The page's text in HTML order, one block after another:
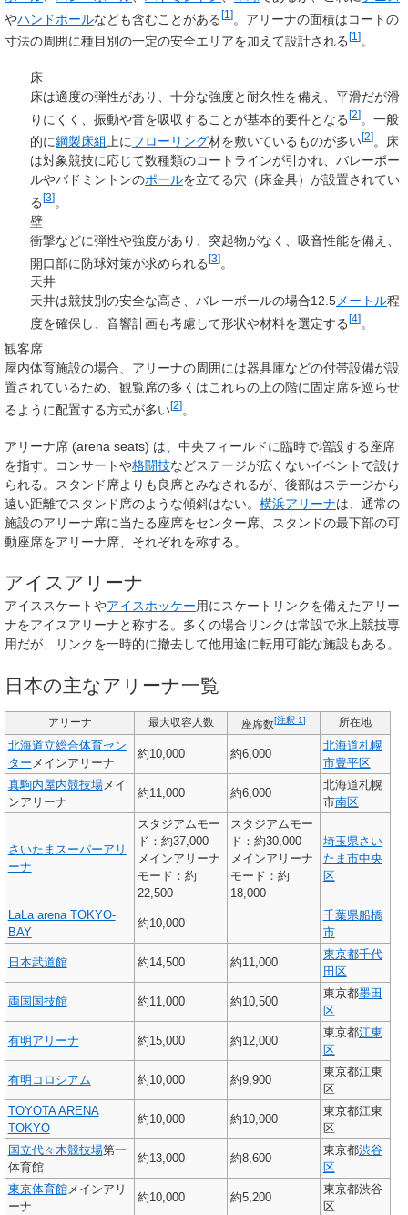
やハンドボールなども含むことがある[1 ]。アリーナの面積はコートの
寸法の周囲に種目別の一定の安全エリアを加えて設計される [1 ] 。
床
床は適度の弾性があり、十分な強度と耐久性を備え、平滑だが滑
りにくく、振動や音を吸収することが基本的要件となる[2]。一般
的に鋼製床組 上にフローリング材を敷いているものが多い[2] 。床
は対象競技に応じて数種類のコートラインが引かれ、バレーボー
ルやバドミントンのポールを立てる穴（床金具）が設置されてい
る[3]。
壁
衝撃などに弾性や強度があり、突起物がなく、吸音性能を備え、
開口部に防球対策が求められる[3]
天井
天井は競技別の安全な高さ、バレーボールの場合12.5 メートル程
度を確保し、音響計画も考慮して形状や材料を選定する [4] 。
観客席
屋内体育施設の場合、アリーナの周囲には器具庫などの付帯設備が設
置されているため、観覧席の多くはこれらの上の階に固定席を巡らせ
るように配置する方式が多い[2] 。
アリーナ席 (arena seats) は、中央フィールドに臨時で増設する座席
を指す。コンサートや格闘技などステージが広くないイベントで設け
られる。スタンド席よりも良席とみなされるが、後部はステージから
遠い距離でスタンド席のような傾斜はない。 横浜アリーナは、通常の
施設のアリーナ席に当たる座席をセンター席、スタンドの最下部の可
動座席をアリーナ席、それぞれを称する。
アイスアリーナ
アイススケートやアイスホッケー用にスケートリンクを備えたアリー
ナをアイスアリーナと称する。多くの場合リンクは常設で氷上競技専
用だが、リンクを一時的に撤去して他用途に転用可能な施設もある。
日本の主なアリーナ一覧
アリーナ 最大収容人数 座席数[注釈 1] 所在地
北海道立総合体育セン
ター メインアリーナ
約10,000 約6,000
北海道札幌
市豊平区
真駒内屋内競技場メイ
ンアリーナ
約11,000 約6,000
北海道札幌
市南区
さいたまスーパーアリ
ーナ
スタジアムモー
ド：約37,000
メインアリーナ
モード：約
22,500
スタジアムモー
ド：約30,000
メインアリーナ
モード：約
18,000
埼玉県さい
たま市中央
区
LaLa arena TOKYO-
BAY
約10,000
千葉県船橋
市
日本武道館 約14,500 約11,000
東京都千代
田区
両国国技館 約11,000 約10,500
東京都墨田
区
有明アリーナ 約15,000 約12,000
東京都江東
区
有明コロシアム 約10,000 約9,900
東京都江東
区
TOYOTA ARENA
TOKYO
約10,000 約10,000
東京都江東
区
国立代々木競技場第一
体育館
約13,000 約8,600
東京都渋谷
区
東京体育館メインアリ
ーナ
約10,000 約5,200
東京都渋谷
区